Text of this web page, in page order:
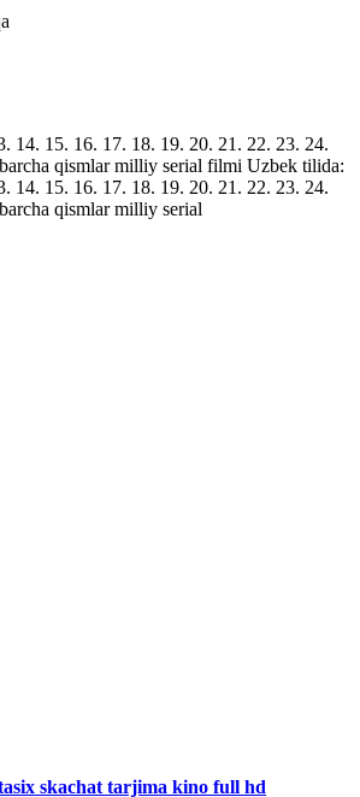
14. 15. 16. 17. 18. 19. 20. 21. 22. 23. 24.
qismlar milliy serial filmi Uzbek tilida:
14. 15. 16. 17. 18. 19. 20. 21. 22. 23. 24.
qismlar milliy serial
skachat tarjima kino full hd